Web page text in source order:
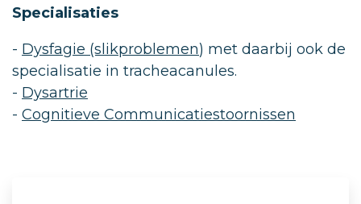
Specialisaties
- Dysfagie (slikproblemen) met daarbij ook de
specialisatie in tracheacanules.
- Dysartrie
- Cognitieve Communicatiestoornissen